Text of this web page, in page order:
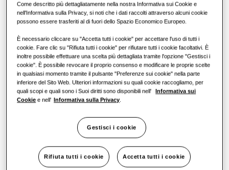
Ristoranti
Uffici
Sostenibilità
One Samsung
Incentivi e detrazioni
ClimateHub & Hydro Unit
Soluzioni con pompe di calore
Prodotti
Capacità disponibile
1.5KW 2.2KW 2.8KW 3.6KW
4.5KW 5.6KW 7.1KW 8.2KW
Potenza disponibile
Trova un installatore
Come descritto più dettagliatamente nella nostra Informativa sui Cookie e
nell'Informativa sulla Privacy, si noti che i dati raccolti attraverso alcuni cookie
possono essere trasferiti al di fuori dello Spazio Economico Europeo.
È necessario cliccare su "Accetta tutti i cookie" per accettare l'uso di tutti i
cookie. Fare clic su "Rifiuta tutti i cookie" per rifiutare tutti i cookie facoltativi. È
inoltre possibile effettuare una scelta più dettagliata tramite l'opzione "Gestisci i
cookie". È possibile revocare il proprio consenso e modificare le proprie scelte
in qualsiasi momento tramite il pulsante "Preferenze sui cookie" nella parte
inferiore del Sito Web. Ulteriori informazioni su quali cookie raccogliamo, per
quali scopi e quali sono i Suoi diritti sono disponibili nell'
Informativa sui
Cookie e nell' Informativa sulla Privacy.
Gestisci i cookie
Rifiuta tutti i cookie Accetta tutti i cookie